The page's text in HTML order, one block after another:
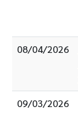
08/04/2026
09/03/2026